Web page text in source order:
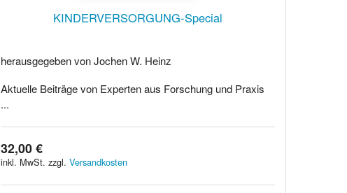
KINDERVERSORGUNG-Special
herausgegeben von Jochen W. Heinz
Aktuelle Beiträge von Experten aus Forschung und Praxis
...
32,00 €
inkl. MwSt. zzgl.Versandkosten